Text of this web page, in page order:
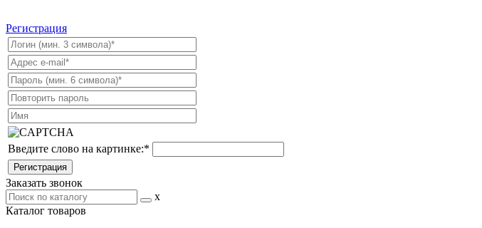
Регистрация
Введите слово на картинке:*
Заказать звонок
x
Каталог товаров